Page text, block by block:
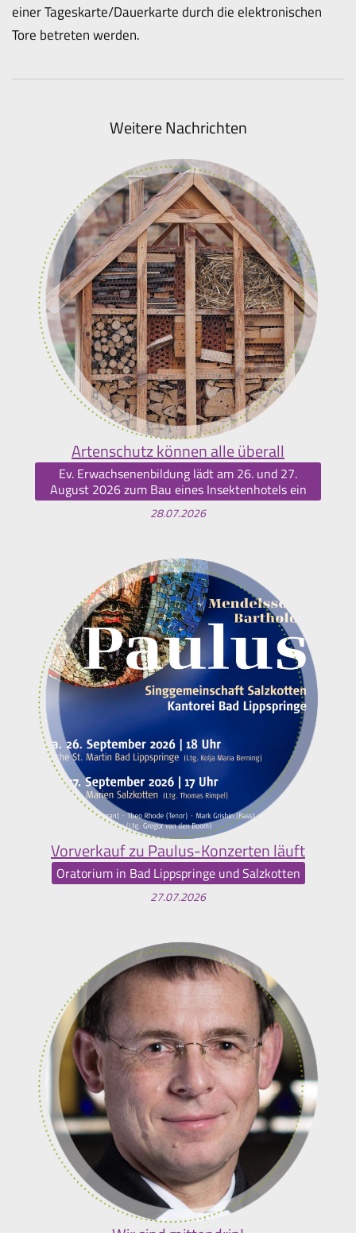
einer Tageskarte/Dauerkarte durch die elektronischen
Tore betreten werden.
Weitere Nachrichten
Artenschutz können alle überall
Ev. Erwachsenenbildung lädt am 26. und 27.
August 2026 zum Bau eines Insektenhotels ein
28.07.2026
Vorverkauf zu Paulus-Konzerten läuft
Oratorium in Bad Lippspringe und Salzkotten
27.07.2026